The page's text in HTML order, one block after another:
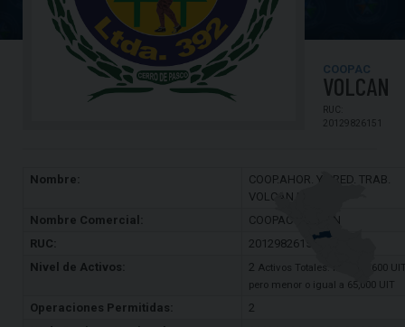
COOPAC
VOLCAN
RUC:
20129826151
Nombre:
COOP.AHOR. Y CRED. TRAB.
VOLCAN LTDA.392
Nombre Comercial:
COOPAC VOLCAN
RUC:
20129826151
Nivel de Activos:
2 Activos Totales: Mayor a 600
pero menor o igual a 65,000 UIT
Operaciones Permitidas:
2